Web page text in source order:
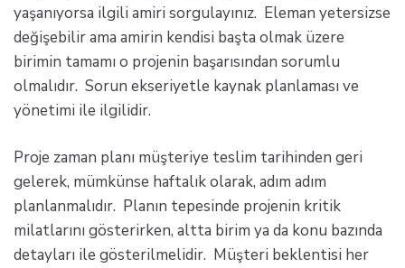
yaşanıyorsa ilgili amiri sorgulayınız. Eleman yetersizse
değişebilir ama amirin kendisi başta olmak üzere
birimin tamamı o projenin başarısından sorumlu
olmalıdır. Sorun ekseriyetle kaynak planlaması ve
yönetimi ile ilgilidir.
Proje zaman planı müşteriye teslim tarihinden geri
gelerek, mümkünse haftalık olarak, adım adım
planlanmalıdır. Planın tepesinde projenin kritik
milatlarını gösterirken, altta birim ya da konu bazında
detayları ile gösterilmelidir. Müşteri beklentisi her